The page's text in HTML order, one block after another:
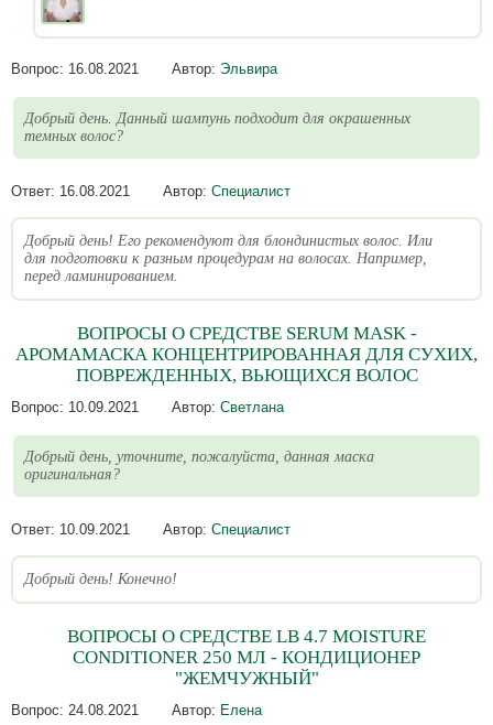
Вопрос: 16.08.2021 Автор: Эльвира
Добрый день. Данный шампунь подходит для окрашенных
темных волос?
Ответ: 16.08.2021 Автор: Специалист
Добрый день! Его рекомендуют для блондинистых волос. Или
для подготовки к разным процедурам на волосах. Например,
перед ламинированием.
ВОПРОСЫ О СРЕДСТВЕ SERUM MASK -
АРОМАМАСКА КОНЦЕНТРИРОВАННАЯ ДЛЯ СУХИХ,
ПОВРЕЖДЕННЫХ, ВЬЮЩИХСЯ ВОЛОС
Вопрос: 10.09.2021 Автор: Светлана
Добрый день, уточните, пожалуйста, данная маска
оригинальная?
Ответ: 10.09.2021 Автор: Специалист
Добрый день! Конечно!
ВОПРОСЫ О СРЕДСТВЕ LB 4.7 MOISTURE
CONDITIONER 250 МЛ - КОНДИЦИОНЕР
"ЖЕМЧУЖНЫЙ"
Вопрос: 24.08.2021 Автор: Елена